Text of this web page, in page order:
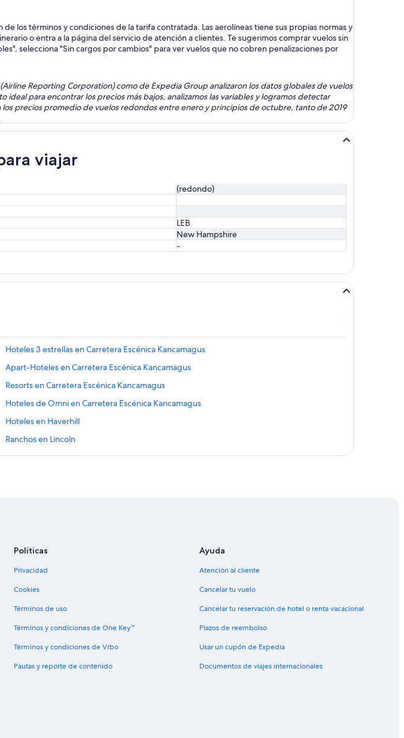
los términos y condiciones de la tarifa contratada. Las aerolíneas tiene sus propias normas y
o entra a la página del servicio de atención a clientes. Te sugerimos comprar vuelos sin
selecciona "Sin cargos por cambios" para ver vuelos que no cobren penalizaciones por
Reporting Corporation) como de Expedia Group analizaron los datos globales de vuelos
para encontrar los precios más bajos, analizamos las variables y logramos detectar
precios promedio de vuelos redondos entre enero y principios de octubre, tanto de 2019
viajar
(redondo)
LEB
New Hampshire
-
Hoteles 3 estrellas en Carretera Escénica Kancamagus
Apart-Hoteles en Carretera Escénica Kancamagus
Resorts en Carretera Escénica Kancamagus
Hoteles de Omni en Carretera Escénica Kancamagus
Hoteles en Haverhill
Ranchos en Lincoln
Hoteles baratos en Lincoln
Apart-Hoteles en Warren
Políticas
Privacidad
Cookies
Términos de uso
Términos y condiciones de One Key™
Términos y condiciones de Vrbo
Pautas y reporte de contenido
Ayuda
Atención al cliente
Cancelar tu vuelo
Cancelar tu reservación de hotel o renta vacacional
Plazos de reembolso
Usar un cupón de Expedia
Documentos de viajes internacionales